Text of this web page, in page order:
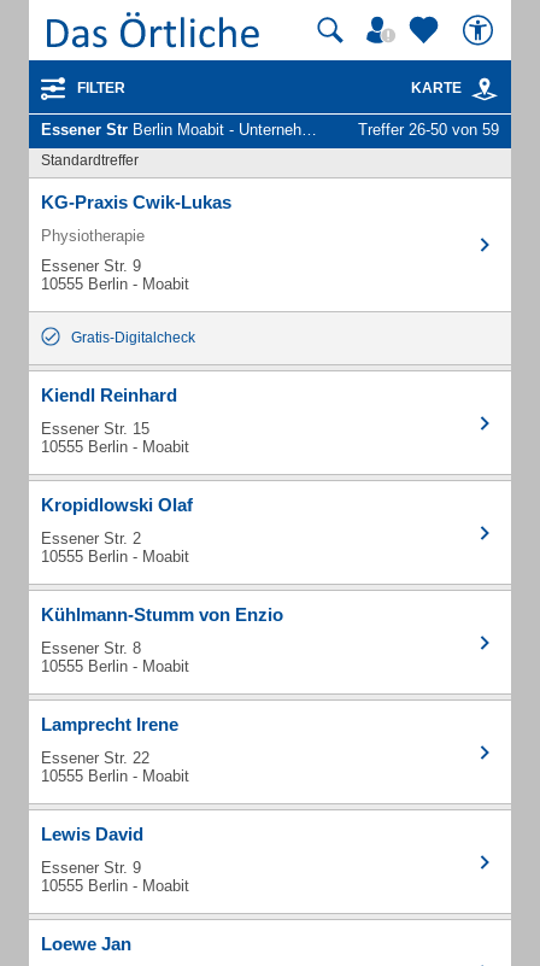
FILTER KARTE
Essener Str Berlin Moabit - Unternehmen und Personen Treffer 26-50 von 59
Standardtreffer
KG-Praxis Cwik-Lukas
Physiotherapie
Essener Str. 9
10555 Berlin - Moabit
Gratis-Digitalcheck
Kiendl Reinhard
Essener Str. 15
10555 Berlin - Moabit
Kropidlowski Olaf
Essener Str. 2
10555 Berlin - Moabit
Kühlmann-Stumm von Enzio
Essener Str. 8
10555 Berlin - Moabit
Lamprecht Irene
Essener Str. 22
10555 Berlin - Moabit
Lewis David
Essener Str. 9
10555 Berlin - Moabit
Loewe Jan